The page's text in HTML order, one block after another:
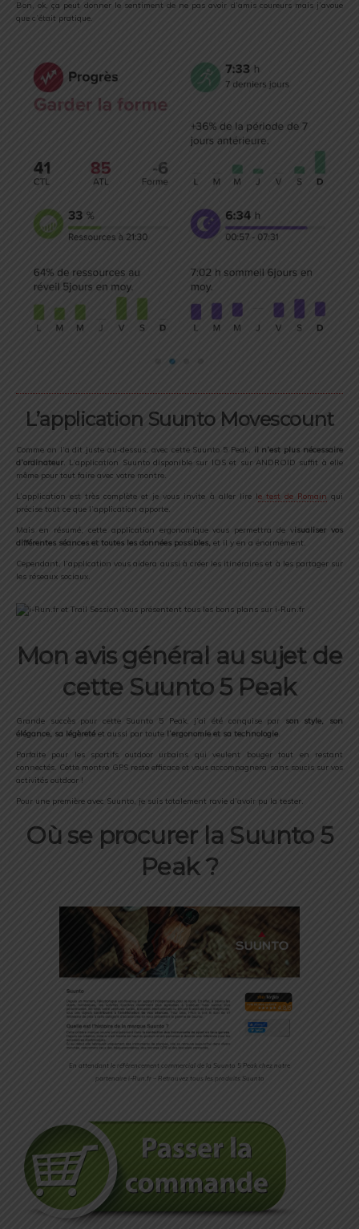
Bon, ok, ça peut donner le sentiment de ne pas avoir d’amis coureurs mais j’avoue
que c’était pratique.
L’application Suunto Movescount
Comme on l’a dit juste au-dessus, avec cette Suunto 5 Peak,
il n’est plus nécessaire
d’ordinateur. L’application Suunto disponible sur IOS et sur ANDROID suffit à elle
même pour tout faire avec votre montre.
L’application est très complète et je vous invite à aller lire le test de Romain qui
précise tout ce que l’application apporte.
Mais en résumé, cette application ergonomique vous permettra de visualiser vos
différentes séances et toutes les données possibles, et il y en a énormément.
Cependant, l’application vous aidera aussi à créer les itinéraires et à les partager sur
les réseaux sociaux.
Mon avis général au sujet de
cette Suunto 5 Peak
Grande succès pour cette Suunto 5 Peak, j’ai été conquise par son style, son
élégance, sa légèreté et aussi par toute l’ergonomie et sa technologie
Parfaite pour les sportifs outdoor urbains qui veulent bouger tout en restant
connectés. Cette montre GPS reste efficace et vous accompagnera sans soucis sur vos
activités outdoor !
Pour une première avec Suunto, je suis totalement ravie d’avoir pu la tester.
Où se procurer la Suunto 5
Peak ?
En attendant le référencement commercial de la Suunto 5 Peak chez notre
partenaire i-Run.fr – Retrouvez tous les produits Suunto